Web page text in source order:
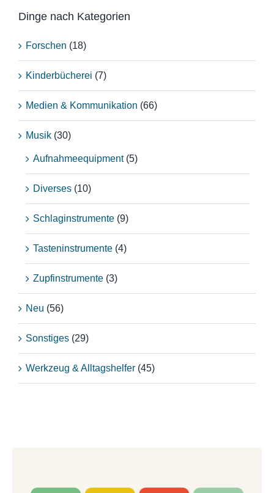
Dinge nach Kategorien
Forschen (18)
Kinderbücherei (7)
Medien & Kommunikation (66)
Musik (30)
Aufnahmeequipment (5)
Diverses (10)
Schlaginstrumente (9)
Tasteninstrumente (4)
Zupfinstrumente (3)
Neu (56)
Sonstiges (29)
Werkzeug & Alltagshelfer (45)